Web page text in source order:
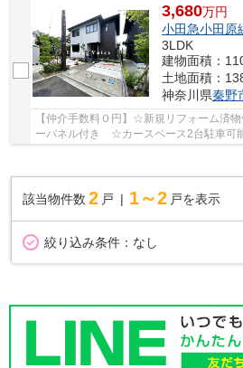
3,680万円
小田急小田原
3LDK
建物面積：
土地面積：
神奈川県秦野
【仲介手数料０円】☆新規リフォーム
ーパネル付き ☆カースペース2台駐車
該当物件数 2 戸 1～2 戸を表示
絞り込み条件： なし